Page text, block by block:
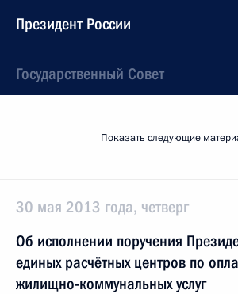
Президент России
Государственный Совет
Показать следующие
30 мая 2013 года, четверг
Об исполнении поручения
единых расчётных центров по
жилищно-коммунальных услуг